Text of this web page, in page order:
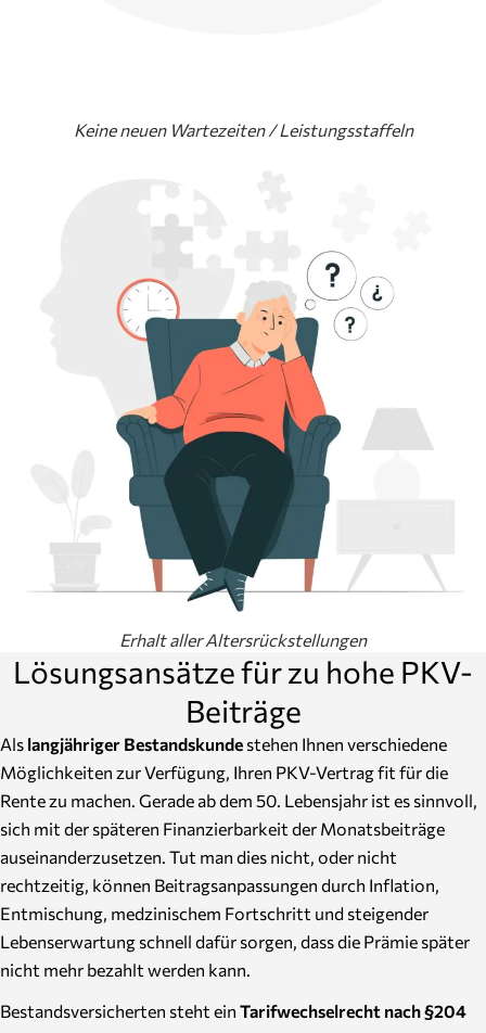
Keine neuen Wartezeiten / Leistungsstaffeln
Erhalt aller Altersrückstellungen
Lösungsansätze für zu hohe PKV-
Beiträge
Als langjähriger Bestandskunde stehen Ihnen verschiedene
Möglichkeiten zur Verfügung, Ihren PKV-Vertrag fit für die
Rente zu machen. Gerade ab dem 50. Lebensjahr ist es sinnvoll,
sich mit der späteren Finanzierbarkeit der Monatsbeiträge
auseinanderzusetzen. Tut man dies nicht, oder nicht
rechtzeitig, können Beitragsanpassungen durch Inflation,
Entmischung, medzinischem Fortschritt und steigender
Lebenserwartung schnell dafür sorgen, dass die Prämie später
nicht mehr bezahlt werden kann.
Bestandsversicherten steht ein Tarifwechselrecht nach §204